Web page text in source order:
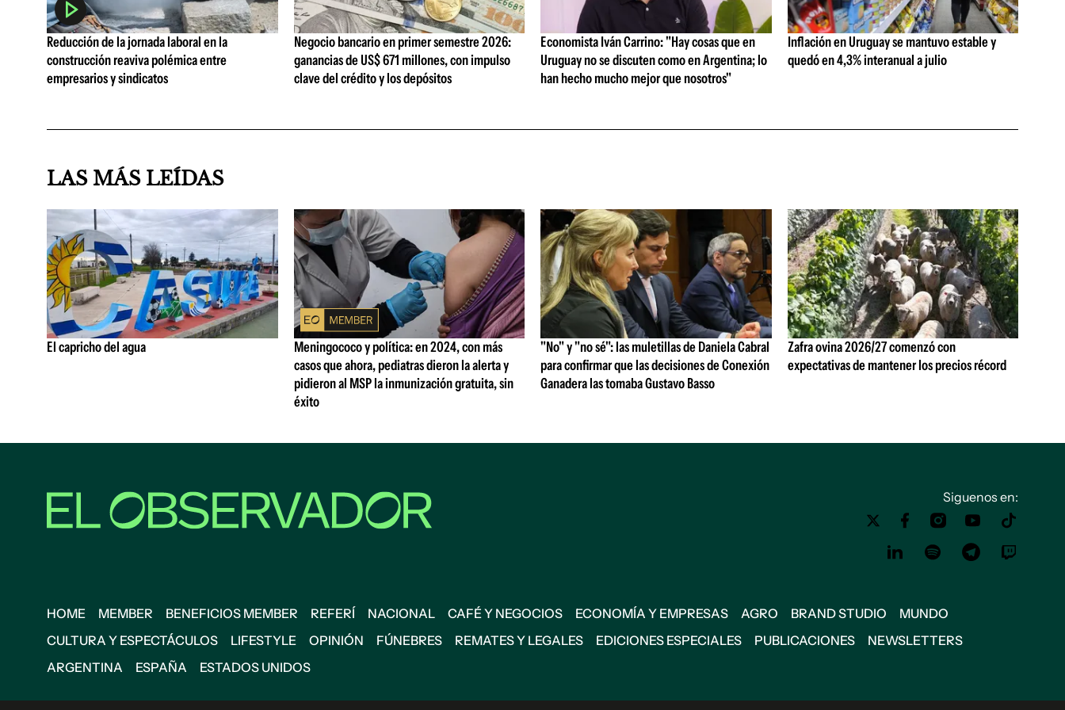
Reducción de la jornada laboral en la
construcción reaviva polémica entre
empresarios y sindicatos
Negocio bancario en primer semestre 2026:
ganancias de US$ 671 millones, con impulso
clave del crédito y los depósitos
Economista Iván Carrino: "Hay cosas que en
Uruguay no se discuten como en Argentina; lo
han hecho mucho mejor que nosotros"
Inflación en Uruguay se mantuvo estable y
quedó en 4,3% interanual a julio
LAS MÁS LEÍDAS
El capricho del agua
Meningococo y política: en 2024, con más
casos que ahora, pediatras dieron la alerta y
pidieron al MSP la inmunización gratuita, sin
éxito
"No" y "no sé": las muletillas de Daniela Cabral
para confirmar que las decisiones de Conexión
Ganadera las tomaba Gustavo Basso
Zafra ovina 2026/27 comenzó con
expectativas de mantener los precios récord
Siguenos en:
HOME MEMBER BENEFICIOS MEMBER REFERÍ NACIONAL CAFÉ Y NEGOCIOS ECONOMÍA Y EMPRESAS AGRO BRAND STUDIO
MUNDO
CULTURA Y ESPECTÁCULOS
LIFESTYLE OPINIÓN FÚNEBRES REMATES Y LEGALES EDICIONES ESPECIALES PUBLICACIONES
NEWSLETTERS
ARGENTINA
ESPAÑA ESTADOS UNIDOS